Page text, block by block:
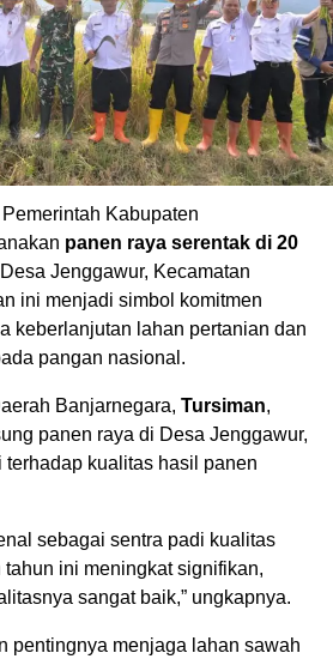
Kabupaten
panen raya serentak di 20
Jenggawur, Kecamatan
ini menjadi simbol komitmen
keberlanjutan lahan pertanian dan
pangan nasional.
Banjarnegara, Tursiman,
panen raya di Desa Jenggawur,
terhadap kualitas hasil panen
sebagai sentra padi kualitas
ini meningkat signifikan,
sangat baik,” ungkapnya.
pentingnya menjaga lahan sawah